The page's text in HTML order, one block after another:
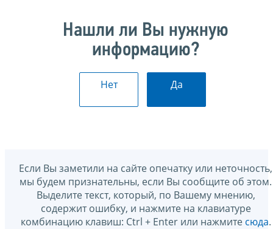
Нашли ли Вы нужную
информацию?
Нет Да
Если Вы заметили на сайте опечатку или неточность,
мы будем признательны, если Вы сообщите об этом.
Выделите текст, который, по Вашему мнению,
содержит ошибку, и нажмите на клавиатуре
комбинацию клавиш: Ctrl + Enter или нажмите сюда.